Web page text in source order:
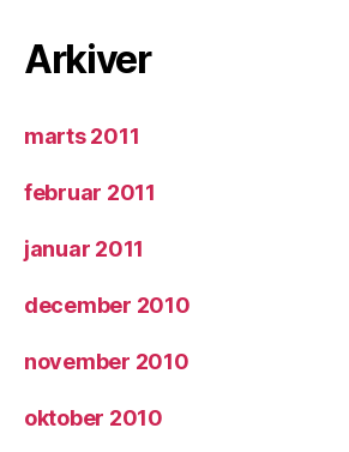
Arkiver
marts 2011
februar 2011
januar 2011
december 2010
november 2010
oktober 2010